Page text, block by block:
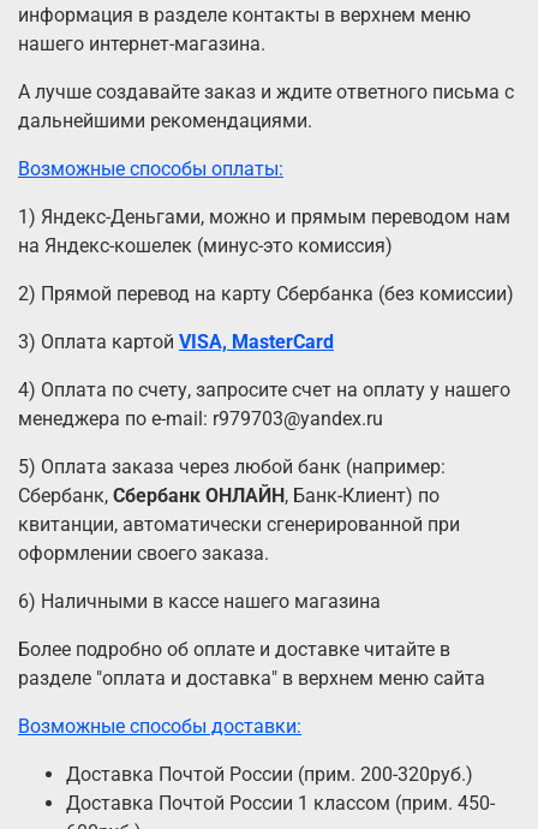
информация в разделе контакты в верхнем меню
нашего интернет-магазина.
А лучше создавайте заказ и ждите ответного письма с
дальнейшими рекомендациями.
Возможные способы оплаты:
1) Яндекс-Деньгами, можно и прямым переводом нам
на Яндекс-кошелек (минус-это комиссия)
2) Прямой перевод на карту Сбербанка (без комиссии)
3) Оплата картой VISA, MasterCard
4) Оплата по счету, запросите счет на оплату у нашего
менеджера по e-mail: r979703@yandex.ru
5) Оплата заказа через любой банк (например:
Сбербанк, Сбербанк ОНЛАЙН, Банк-Клиент) по
квитанции, автоматически сгенерированной при
оформлении своего заказа.
6) Наличными в кассе нашего магазина
Более подробно об оплате и доставке читайте в
разделе "оплата и доставка" в верхнем меню сайта
Возможные способы доставки:
Доставка Почтой России (прим. 200-320руб.)
Доставка Почтой России 1 классом (прим. 450-